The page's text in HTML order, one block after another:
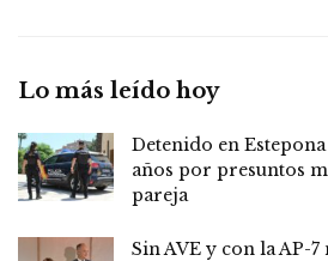
Lo más leído hoy
Detenido en
años por presuntos
pareja
Sin AVE y con la AP-